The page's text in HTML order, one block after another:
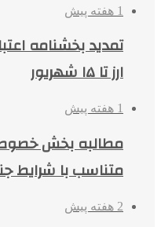
1 هفته پیش
تمدید بخشنامه
ارز تا ۱۵ شهریور
1 هفته پیش
مطالبه بخش
متناسب با شرایط
2 هفته پیش